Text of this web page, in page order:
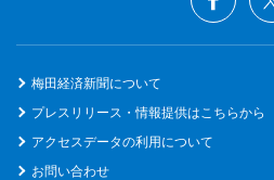
梅田経済新聞について
プレスリリース・情報提供はこちらから
アクセスデータの利用について
お問い合わせ